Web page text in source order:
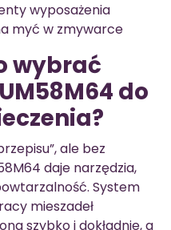
wyposażenia
myć w zmywarce
wybrać
do
ale bez
daje narzędzia,
System
mieszadeł
szybko i dokładnie, a